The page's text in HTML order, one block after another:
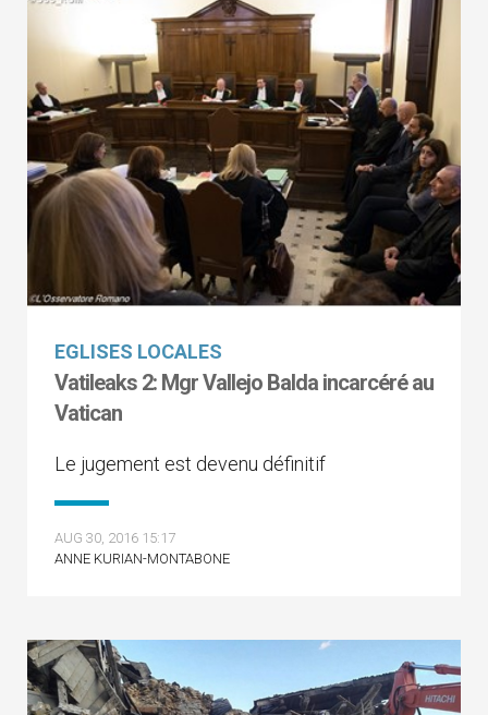
EGLISES LOCALES
Vatileaks 2: Mgr Vallejo Balda incarcéré au
Vatican
Le jugement est devenu définitif
AUG 30, 2016 15:17
ANNE KURIAN-MONTABONE